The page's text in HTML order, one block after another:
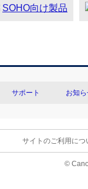
SOHO向け製品
サポート お知
サイトのご利用につ
©